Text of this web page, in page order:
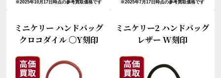
※2025年10月17日時点の参考買取価格です ※2025年7月17日時点の参考買取価格です
ミニケリー ハンドバッグ
クロコダイル 〇Y刻印
ミニケリー2 ハンドバッグ
レザー W刻印